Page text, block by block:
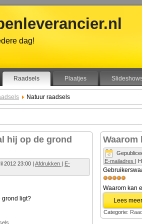
dag!
Raadsels Plaatjes
Natuur raadsels
hij op de grond
2012 23:00 | Afdrukken | E-
grond ligt?
Waarom
E-mailadres |
Waarom kan
Lees
Categorie: